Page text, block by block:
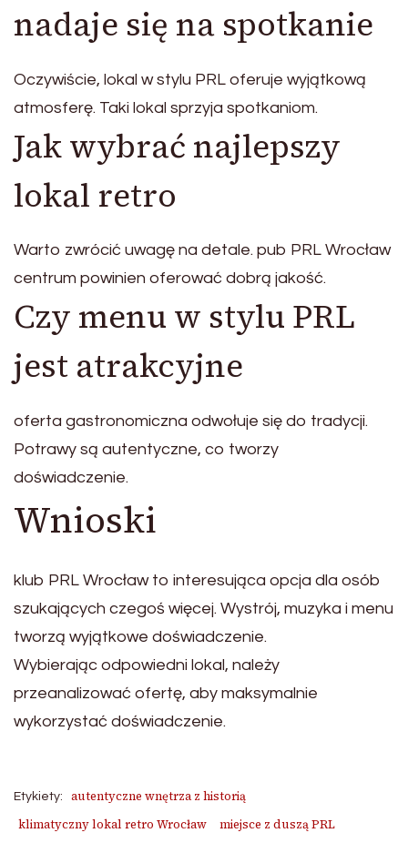
nadaje się na spotkanie
Oczywiście, lokal w stylu PRL oferuje wyjątkową
atmosferę. Taki lokal sprzyja spotkaniom.
Jak wybrać najlepszy
lokal retro
Warto zwrócić uwagę na detale. pub PRL Wrocław
centrum powinien oferować dobrą jakość.
Czy menu w stylu PRL
jest atrakcyjne
oferta gastronomiczna odwołuje się do tradycji.
Potrawy są autentyczne, co tworzy
doświadczenie.
Wnioski
klub PRL Wrocław to interesująca opcja dla osób
szukających czegoś więcej. Wystrój, muzyka i menu
tworzą wyjątkowe doświadczenie.
Wybierając odpowiedni lokal, należy
przeanalizować ofertę, aby maksymalnie
wykorzystać doświadczenie.
Etykiety:
autentyczne wnętrza z historią
klimatyczny lokal retro Wrocław
miejsce z duszą PRL